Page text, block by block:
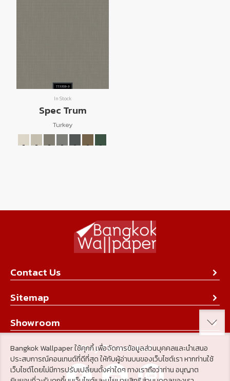
Bangkok Wallpaper ใช้คุกกี้ เพื่อจัดการข้อมูลส่วนบุคคลและนำเสนอ
ประสบการณ์คอนเทนต์ที่ดีที่สุด ให้กับผู้อ่านบนของเว็บไซต์เรา หากท่านใช้
เว็บไซต์โดยไม่มีการปรับเปลี่ยนตั้งค่าใดๆ ทางเราถือว่าท่าน อนุญาต
In Stock
Spec Trum
Turkey
Contact Us
About Us
Contact Us
Achievement
Sitemap
Collection
Product
Tips & Tricks
About Us
Showroom
Stay Connected